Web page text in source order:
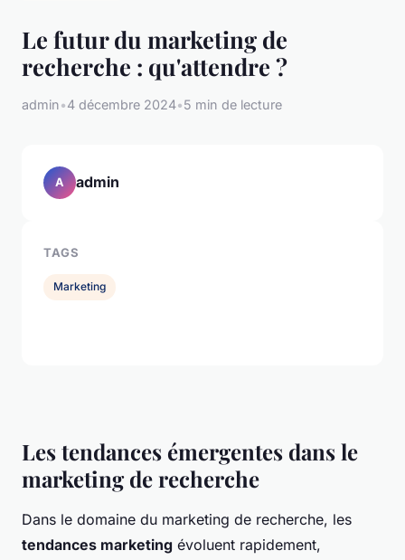
Le futur du marketing de
recherche : qu'attendre ?
admin•4 décembre 2024•5 min de lecture
Les tendances émergentes dans le
marketing de recherche
Dans le domaine du marketing de recherche, les
tendances marketing évoluent rapidement,
A admin
TAGS
Marketing